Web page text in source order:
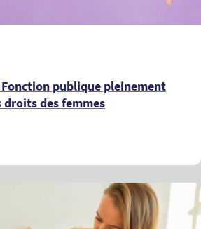
Fonction publique pleinement
des femmes